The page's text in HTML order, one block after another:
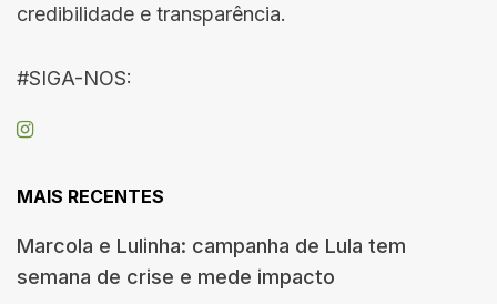
credibilidade e transparência.
#SIGA-NOS:
MAIS RECENTES
Marcola e Lulinha: campanha de Lula tem
semana de crise e mede impacto